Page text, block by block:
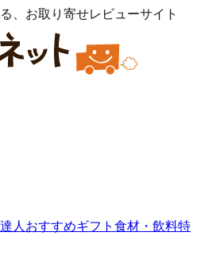
、お取り寄せレビューサイト
達人おすすめギフト 食材・飲料特